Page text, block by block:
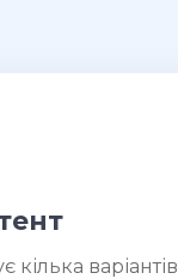
варіантів